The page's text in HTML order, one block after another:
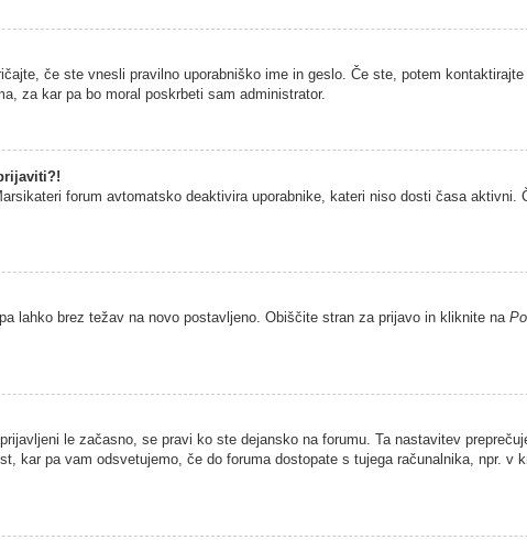
če ste vnesli pravilno uporabniško ime in geslo. Če ste, potem
za kar pa bo moral poskrbeti sam administrator.
forum avtomatsko deaktivira uporabnike, kateri niso dosti časa aktivni.
lahko brez težav na novo postavljeno. Obiščite stran za prijavo in kliknite na
le začasno, se pravi ko ste dejansko na forumu. Ta nastavitev
kar pa vam odsvetujemo, če do foruma dostopate s tujega računalnika, npr. v